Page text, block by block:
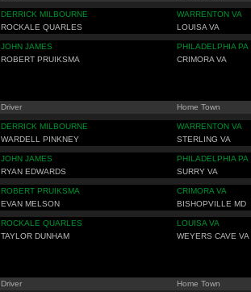
DERRICK MILBOURNE
WARRENTON VA
ROCKALE QUARLES LOUISA VA
JOHN JAMES
PHILADELPHIA PA
ROBERT PRUIKSMA CRIMORA VA
Driver Home Town
DERRICK MILBOURNE
WARRENTON VA
WARDELL PINKNEY STERLING VA
JOHN JAMES
PHILADELPHIA PA
RYAN EDWARDS SURRY VA
ROBERT PRUIKSMA
CRIMORA VA
EVAN MELSON BISHOPVILLE MD
ROCKALE QUARLES
LOUISA VA
TAYLOR DUNHAM WEYERS CAVE VA
Driver Home Town